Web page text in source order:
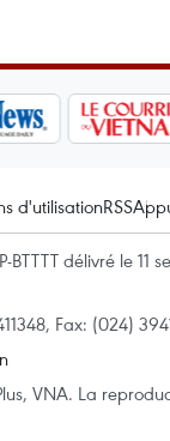
d'utilisationRSS
BTTTT délivré le
Fax: (024)
VNA. La